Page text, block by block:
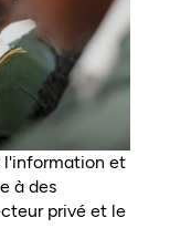
l'information et
à des
privé et le